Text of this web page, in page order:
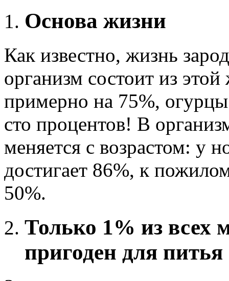
Основа жизни
Как известно, жизнь
организм состоит из
примерно на 75%,
сто процентов! В
меняется с возрастом: у
достигает 86%, к
50%.
Только 1% из всех
пригоден для питья